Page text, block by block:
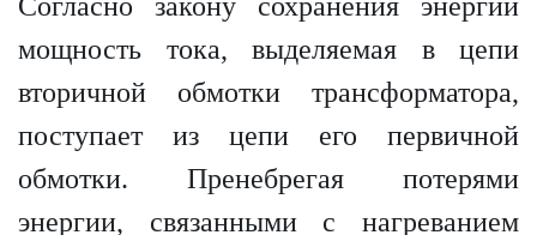
Согласно закону сохранения энергии
мощность тока, выделяемая в цепи
вторичной обмотки трансформатора,
поступает из цепи его первичной
обмотки. Пренебрегая потерями
энергии, связанными с нагреванием